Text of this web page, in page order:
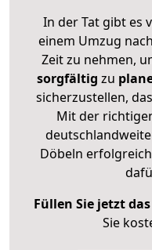
In der Tat gibt es
einem Umzug
Zeit zu nehmen,
sorgfältig zu
sicherzustellen,
Mit der
Döbeln
Füllen Sie jetzt
Sie